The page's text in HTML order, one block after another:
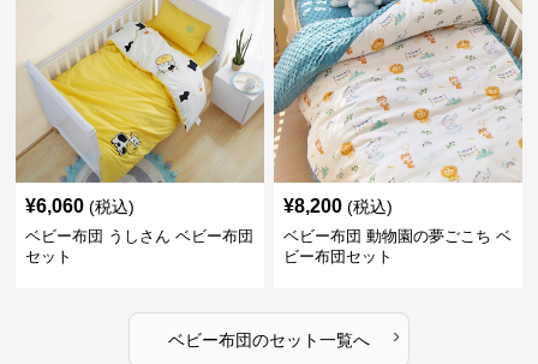
¥6,060 (税込)
ベビー布団 うしさん ベビー布団
セット
¥8,200 (税込)
ベビー布団 動物園の夢ごこち ベ
ビー布団セット
ベビー布団のセット一覧へ ›